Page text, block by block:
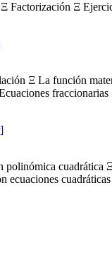
Factorización Ξ
Ξ La función
cuadrática
ecuaciones